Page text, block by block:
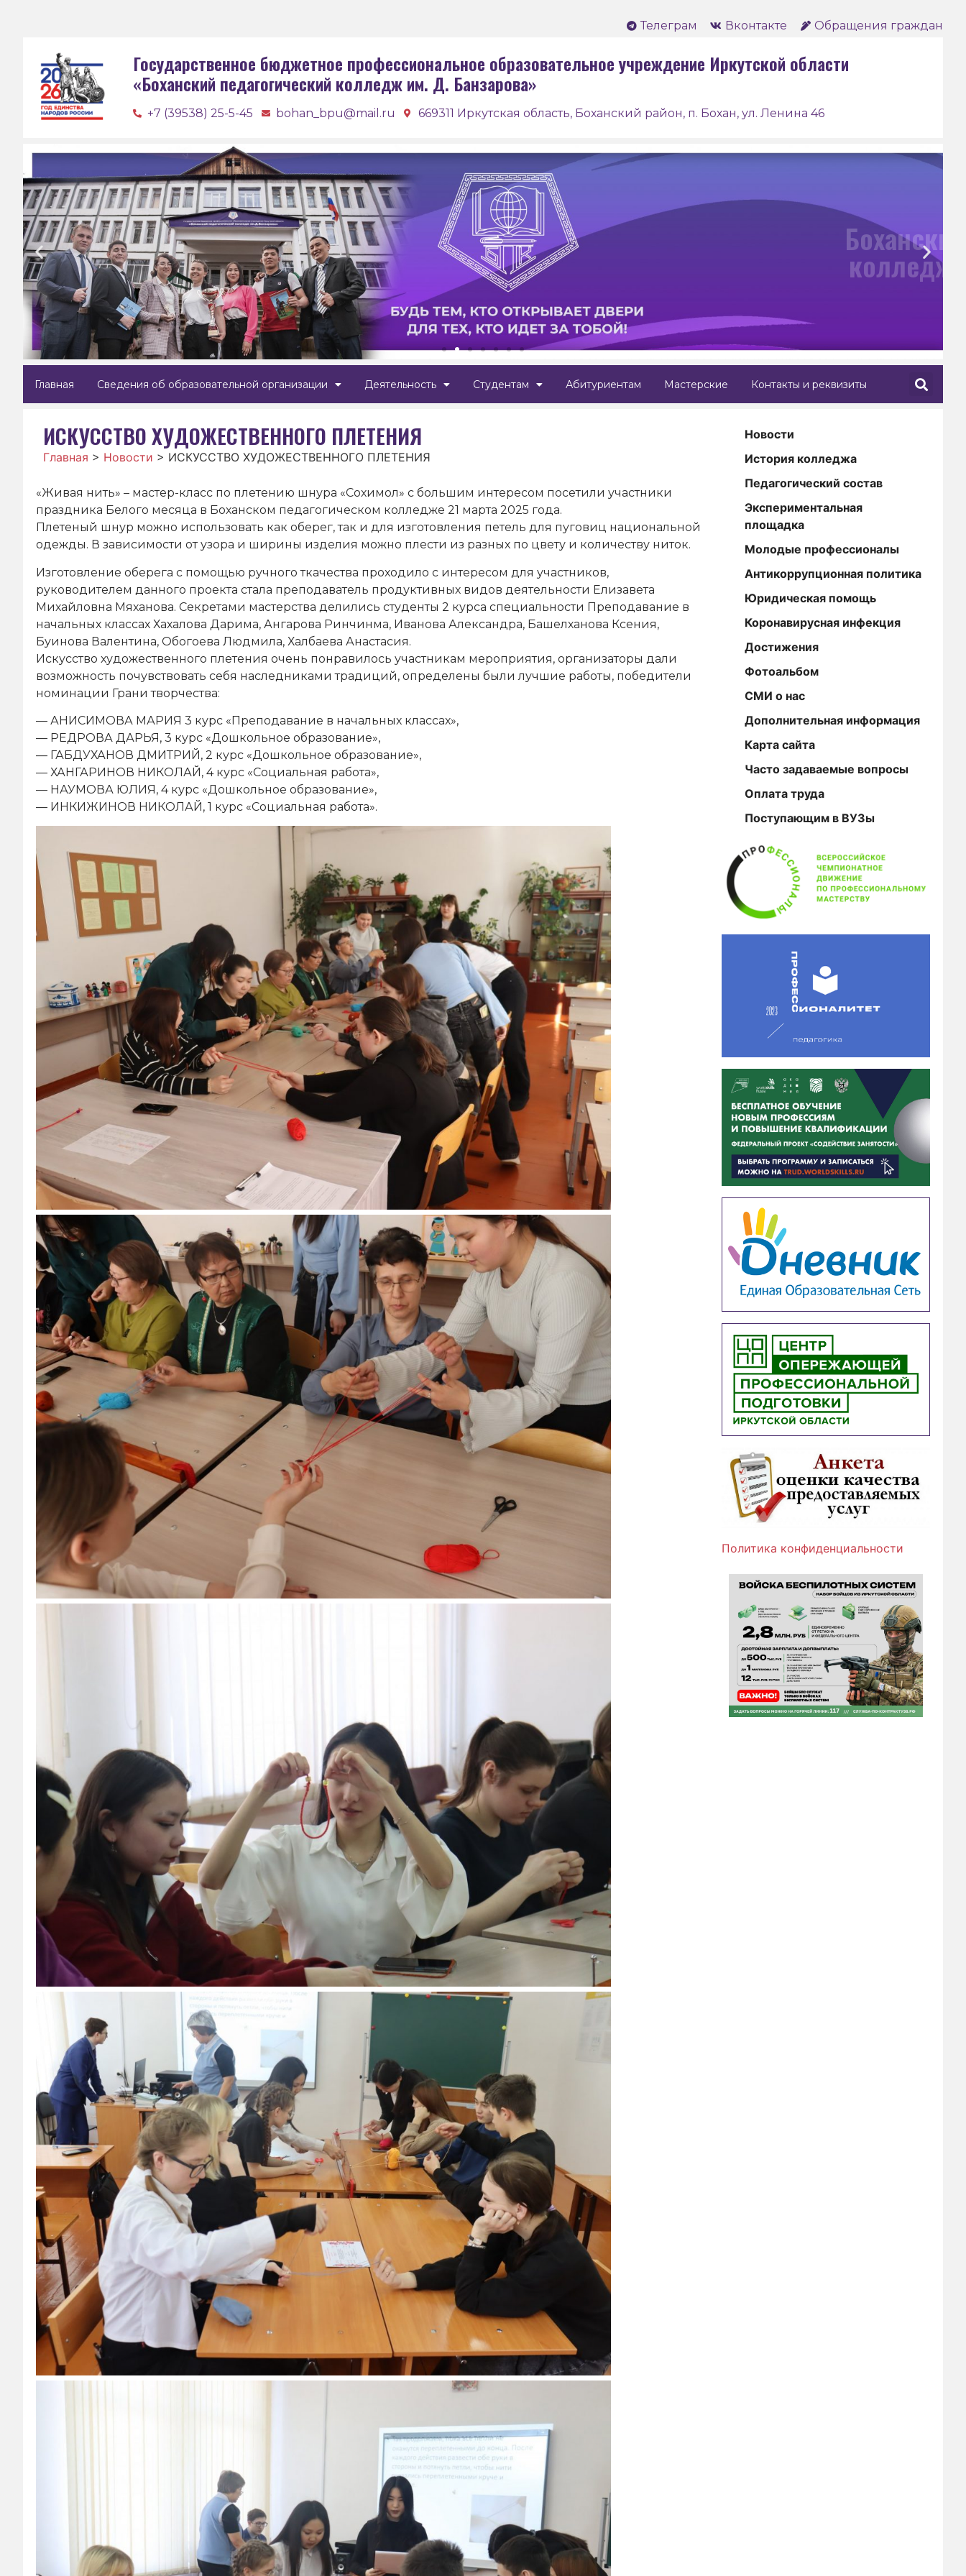
Телеграм Вконтакте Обращения граждан
Государственное бюджетное профессиональное образовательное учреждение Иркутской области
«Боханский педагогический колледж им. Д. Банзарова»
+7 (39538) 25-5-45 bohan_bpu@mail.ru 669311 Иркутская область, Боханский район, п. Бохан, ул. Ленина 46
Боханский педагогический
колледж им. Д. Банзарова
Главная Сведения об образовательной организации Деятельность Студентам Абитуриентам Мастерские Контакты и реквизиты
ИСКУССТВО ХУДОЖЕСТВЕННОГО ПЛЕТЕНИЯ
Главная > Новости > ИСКУССТВО ХУДОЖЕСТВЕННОГО ПЛЕТЕНИЯ
«Живая нить» – мастер-класс по плетению шнура «Сохимол» с большим интересом посетили участники
праздника Белого месяца в Боханском педагогическом колледже 21 марта 2025 года.
Плетеный шнур можно использовать как оберег, так и для изготовления петель для пуговиц национальной
одежды. В зависимости от узора и ширины изделия можно плести из разных по цвету и количеству ниток.
Изготовление оберега с помощью ручного ткачества проходило с интересом для участников,
руководителем данного проекта стала преподаватель продуктивных видов деятельности Елизавета
Михайловна Мяханова. Секретами мастерства делились студенты 2 курса специальности Преподавание в
начальных классах Хахалова Дарима, Ангарова Ринчинма, Иванова Александра, Башелханова Ксения,
Буинова Валентина, Обогоева Людмила, Халбаева Анастасия.
Искусство художественного плетения очень понравилось участникам мероприятия, организаторы дали
возможность почувствовать себя наследниками традиций, определены были лучшие работы, победители
номинации Грани творчества:
— АНИСИМОВА МАРИЯ 3 курс «Преподавание в начальных классах»,
— РЕДРОВА ДАРЬЯ, 3 курс «Дошкольное образование»,
— ГАБДУХАНОВ ДМИТРИЙ, 2 курс «Дошкольное образование»,
— ХАНГАРИНОВ НИКОЛАЙ, 4 курс «Социальная работа»,
— НАУМОВА ЮЛИЯ, 4 курс «Дошкольное образование»,
— ИНКИЖИНОВ НИКОЛАЙ, 1 курс «Социальная работа».
Новости
История колледжа
Педагогический состав
Экспериментальная
площадка
Молодые профессионалы
Антикоррупционная политика
Юридическая помощь
Коронавирусная инфекция
Достижения
Фотоальбом
СМИ о нас
Дополнительная информация
Карта сайта
Часто задаваемые вопросы
Оплата труда
Поступающим в ВУЗы
Политика конфиденциальности